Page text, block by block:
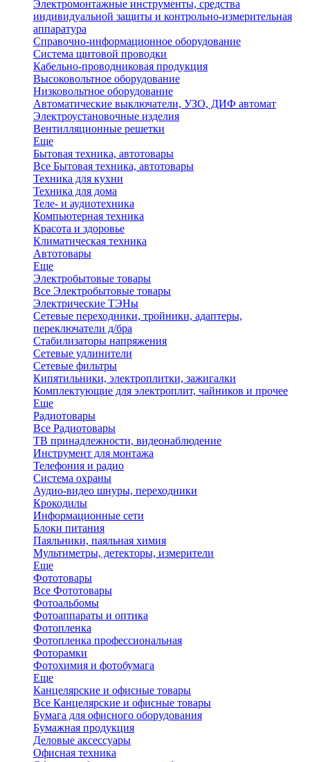
Электромонтажные инструменты, средства
индивидуальной защиты и контрольно-измерительная
аппаратура
Справочно-информационное оборудование
Система щитовой проводки
Кабельно-проводниковая продукция
Высоковольтное оборудование
Низковольтное оборудование
Автоматические выключатели, УЗО, ДИФ автомат
Электроустановочные изделия
Вентилляционные решетки
Еще
Бытовая техника, автотовары
Все Бытовая техника, автотовары
Техника для кухни
Техника для дома
Теле- и аудиотехника
Компьютерная техника
Красота и здоровье
Климатическая техника
Автотовары
Еще
Электробытовые товары
Все Электробытовые товары
Электрические ТЭНы
Сетевые переходники, тройники, адаптеры,
переключатели д/бра
Стабилизаторы напряжения
Сетевые удлинители
Сетевые фильтры
Кипятильники, электроплитки, зажигалки
Комплектующие для электроплит, чайников и прочее
Еще
Радиотовары
Все Радиотовары
ТВ принадлежности, видеонаблюдение
Инструмент для монтажа
Телефония и радио
Система охраны
Аудио-видео шнуры, переходники
Крокодилы
Информационные сети
Блоки питания
Паяльники, паяльная химия
Мультиметры, детекторы, измерители
Еще
Фототовары
Все Фототовары
Фотоальбомы
Фотоаппараты и оптика
Фотопленка
Фотопленка профессиональная
Фоторамки
Фотохимия и фотобумага
Еще
Канцелярские и офисные товары
Все Канцелярские и офисные товары
Бумага для офисного оборудования
Бумажная продукция
Деловые аксессуары
Офисная техника